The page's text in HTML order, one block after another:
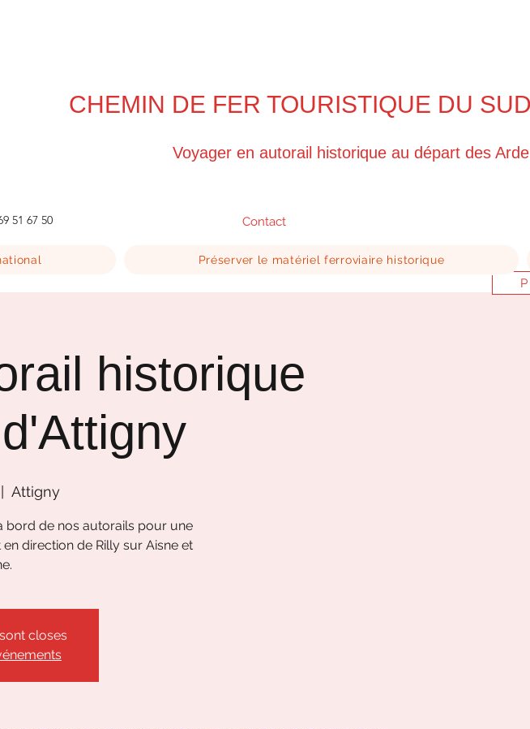
CHEMIN DE FER TOURISTIQUE DU
Voyager en autorail historique au départ des
51 67 50 Contact
Préserver le matériel ferroviaire historique
historique
Attigny
bord de nos autorails pour une
direction de Rilly sur Aisne et
closes